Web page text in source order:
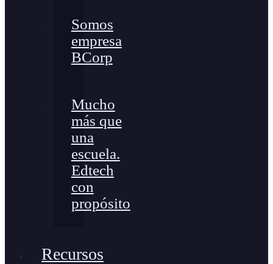
Somos
empresa
BCorp
Mucho
más que
una
escuela.
Edtech
con
propósito
Recursos